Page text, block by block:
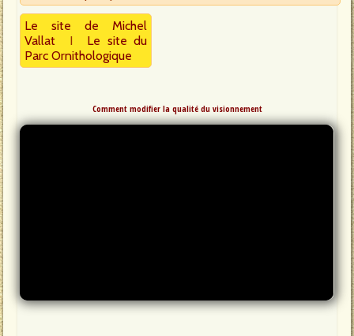
Le site de Michel
Vallat
I Le site du
Parc Ornithologique
Comment modifier la qualité du visionnement